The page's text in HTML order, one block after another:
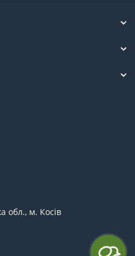
обл., м. Косів